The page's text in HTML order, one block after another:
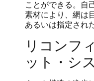
ことができる。自
素材により、網は
あるいは指定され
リコンフ
ット・シ